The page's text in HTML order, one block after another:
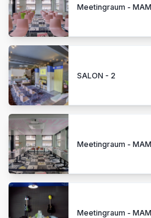
Meetingraum -
SALON - 2
Meetingraum -
Meetingraum -